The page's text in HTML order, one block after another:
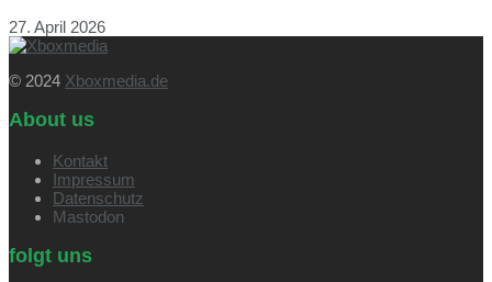
27. April 2026
© 2024 Xboxmedia.de
About us
Kontakt
Impressum
Datenschutz
Mastodon
folgt uns